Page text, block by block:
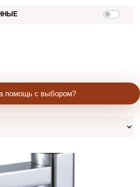
помощь с выбором?